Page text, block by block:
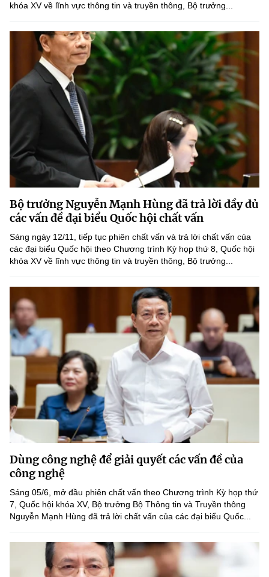
khóa XV về lĩnh vực thông tin và truyền thông, Bộ trưởng...
Bộ trưởng Nguyễn Mạnh Hùng đã trả lời đầy đủ
các vấn đề đại biểu Quốc hội chất vấn
Sáng ngày 12/11, tiếp tục phiên chất vấn và trả lời chất vấn của
các đại biểu Quốc hội theo Chương trình Kỳ họp thứ 8, Quốc hội
khóa XV về lĩnh vực thông tin và truyền thông, Bộ trưởng...
Dùng công nghệ để giải quyết các vấn đề của
công nghệ
Sáng 05/6, mở đầu phiên chất vấn theo Chương trình Kỳ họp thứ
7, Quốc hội khóa XV, Bộ trưởng Bộ Thông tin và Truyền thông
Nguyễn Mạnh Hùng đã trả lời chất vấn của các đại biểu Quốc...